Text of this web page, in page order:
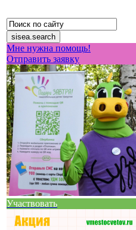
Мне нужна помощь!
Отправить заявку
Участвовать